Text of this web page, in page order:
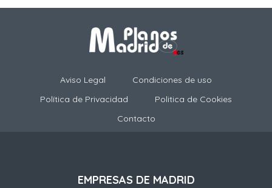
Aviso Legal
Condiciones de uso
Política de Privacidad
Politica de Cookies
Contacto
EMPRESAS DE MADRID